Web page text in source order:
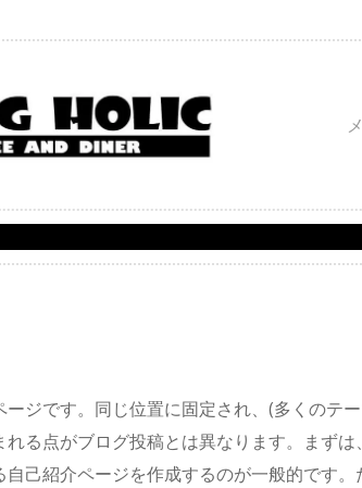
ージです。同じ位置に固定され、(多くのテ
れる点がブログ投稿とは異なります。まず
自己紹介ページを作成するのが一般的です